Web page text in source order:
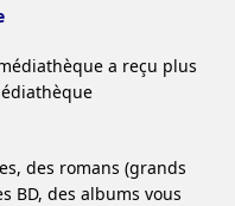
a reçu plus
des romans (grands
BD, des albums vous